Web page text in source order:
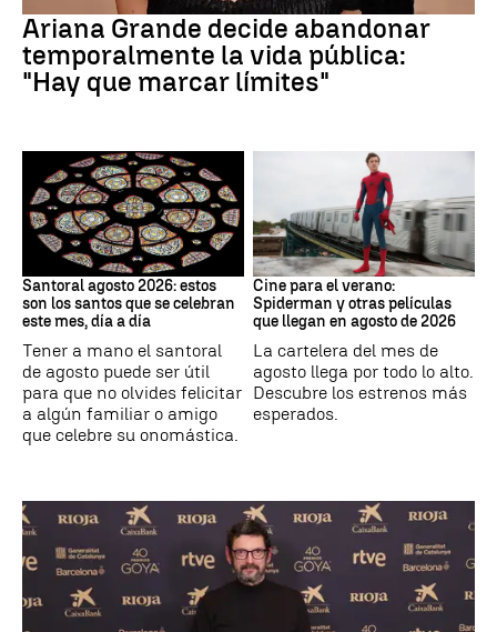
Ariana Grande decide abandonar
temporalmente la vida pública:
"Hay que marcar límites"
Santoral
Santoral agosto 2026: estos
son los santos que se celebran
este mes, día a día
Tener a mano el santoral
de agosto puede ser útil
para que no olvides felicitar
a algún familiar o amigo
que celebre su onomástica.
Cine
Cine para el verano:
Spiderman y otras películas
que llegan en agosto de 2026
La cartelera del mes de
agosto llega por todo lo alto.
Descubre los estrenos más
esperados.